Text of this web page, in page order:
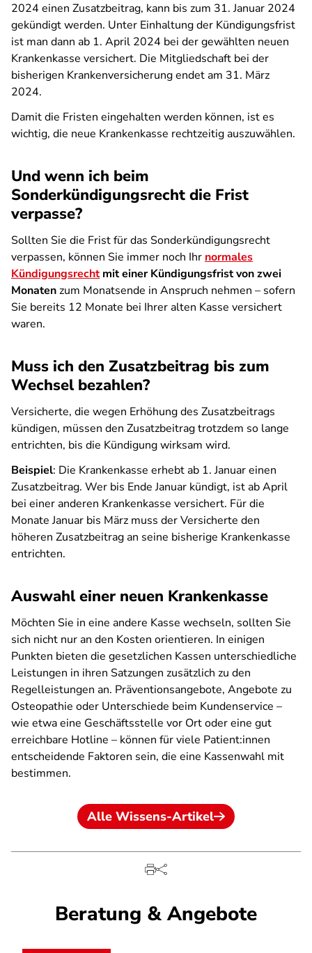
2024 einen Zusatzbeitrag, kann bis zum 31. Januar 2024
gekündigt werden. Unter Einhaltung der Kündigungsfrist
ist man dann ab 1. April 2024 bei der gewählten neuen
Krankenkasse versichert. Die Mitgliedschaft bei der
bisherigen Krankenversicherung endet am 31. März
2024.
Damit die Fristen eingehalten werden können, ist es
wichtig, die neue Krankenkasse rechtzeitig auszuwählen.
Und wenn ich beim
Sonderkündigungsrecht die Frist
verpasse?
Sollten Sie die Frist für das Sonderkündigungsrecht
verpassen, können Sie immer noch Ihr normales
Kündigungsrechtmit einer Kündigungsfrist von zwei
Monatenzum Monatsende in Anspruch nehmen – sofern
Sie bereits 12 Monate bei Ihrer alten Kasse versichert
waren.
Muss ich den Zusatzbeitrag bis zum
Wechsel bezahlen?
Versicherte, die wegen Erhöhung des Zusatzbeitrags
kündigen, müssen den Zusatzbeitrag trotzdem so lange
entrichten, bis die Kündigung wirksam wird.
Beispiel: Die Krankenkasse erhebt ab 1. Januar einen
Zusatzbeitrag. Wer bis Ende Januar kündigt, ist ab April
bei einer anderen Krankenkasse versichert. Für die
Monate Januar bis März muss der Versicherte den
höheren Zusatzbeitrag an seine bisherige Krankenkasse
entrichten.
Auswahl einer neuen Krankenkasse
Möchten Sie in eine andere Kasse wechseln, sollten Sie
sich nicht nur an den Kosten orientieren. In einigen
Punkten bieten die gesetzlichen Kassen unterschiedliche
Leistungen in ihren Satzungen zusätzlich zu den
Regelleistungen an. Präventionsangebote, Angebote zu
Osteopathie oder Unterschiede beim Kundenservice –
wie etwa eine Geschäftsstelle vor Ort oder eine gut
erreichbare Hotline – können für viele Patient:innen
entscheidende Faktoren sein, die eine Kassenwahl mit
bestimmen.
Alle Wissens-Artikel
Beratung & Angebote